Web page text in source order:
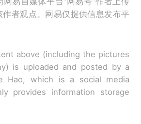
作者观点。网易仅提供信息发布平
above (including the pictures
is uploaded and posted by a
Hao, which is a social media
provides information storage